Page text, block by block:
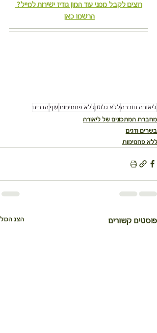
רוצים לקבל ממני עוד המון גודיז ישירות למייל?
הרשמו כאן
ליאורה חוברהללא גלוטןללא פחמימות עוף הדרים
מחברת המתכונים של ליאורה
בשרים ודגים
ללא פחמימות
פוסטים קשורים הצג הכול